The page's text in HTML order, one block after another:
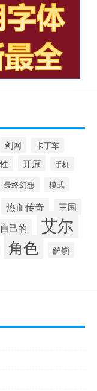
剑网 卡丁车
开原 手机
最终幻想 模式
热血传奇 王国
自己的 艾尔
角色 解锁